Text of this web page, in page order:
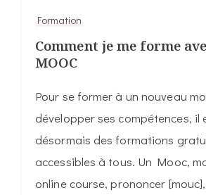
Formation
Comment je me forme
MOOC
Pour se former à un nouveau
développer ses compétences, il
désormais des formations
accessibles à tous. Un Mooc,
online course, prononcer